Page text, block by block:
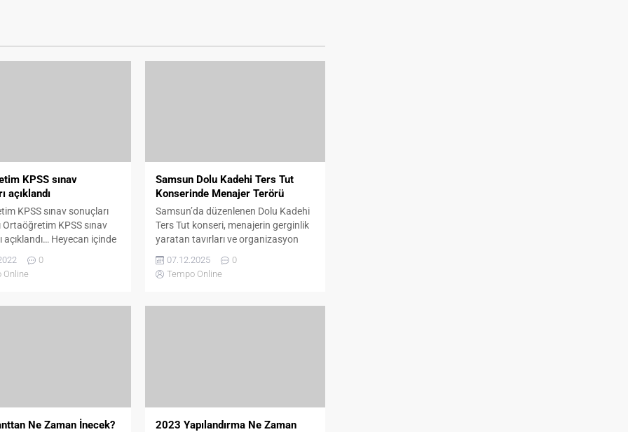
KPSS sınav
açıklandı
KPSS sınav sonuçları
Ortaöğretim KPSS sınav
açıklandı… Heyecan içinde
sınav
ÖSYM tarafından
ÖSYM, merakla beklenen
ilgili açıklama yaptı.
0
Online
Samsun Dolu Kadehi Ters Tut
Konserinde Menajer Terörü
Samsun’da düzenlenen Dolu Kadehi
Ters Tut konseri, menajerin gerginlik
yaratan tavırları ve organizasyon
eksikleri nedeniyle kaosa dönüştü.
Seyircilerin tepki gösterdiği olaylar,
konser sonrası gündem oldu.
07.12.2025
0
Tempo Online
Ne Zaman İnecek? 2023 Yapılandırma Ne Zaman